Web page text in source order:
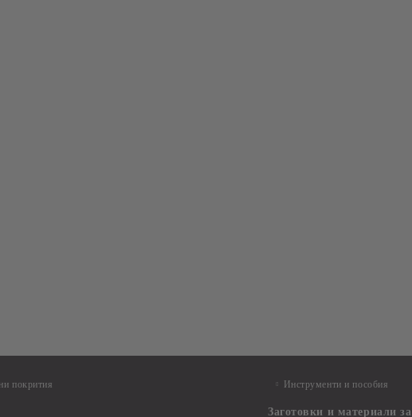
покрития
Инструменти и пособия
Заготовки и материали за